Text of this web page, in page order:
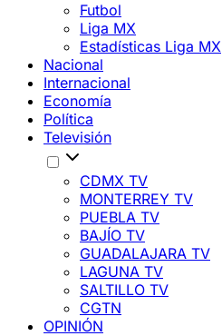
Futbol
Liga MX
Estadísticas Liga MX
Nacional
Internacional
Economía
Política
Televisión
CDMX TV
MONTERREY TV
PUEBLA TV
BAJÍO TV
GUADALAJARA TV
LAGUNA TV
SALTILLO TV
CGTN
OPINIÓN